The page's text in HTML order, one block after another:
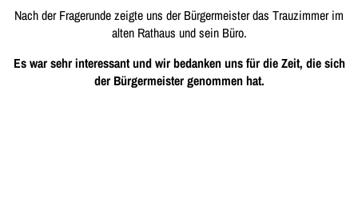
Nach der Fragerunde zeigte uns der Bürgermeister das Trauzimmer im
alten Rathaus und sein Büro.
Es war sehr interessant und wir bedanken uns für die Zeit, die sich
der Bürgermeister genommen hat.